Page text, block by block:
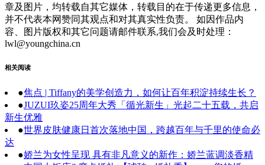
章及图片，均转载自其它媒体，转载目的在于传递更多信息，
并不代表本网赞同其观点和对其真实性负责。 如因作品内
容、图片版权和其它问题请邮件联系,我们会及时处理：
lwl@youngchina.cn
相关阅读
●焦点 | Tiffany的美学创造力，如何让百年积淀持续生长？
●JUZUI玖姿25周年大秀「循光新生」光起二十五载，共启
新生优雅
●世界皮肤健康日首次落地中国，跨越百年与千里的使命必
达
●娇兰为女性呈现 具有非凡意义的新作：娇兰蓝调淡香精